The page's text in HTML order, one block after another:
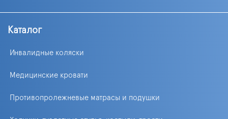
Каталог
Инвалидные коляски
Медицинские кровати
Противопролежневые матрасы и подушки